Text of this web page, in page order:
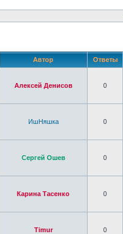
Автор Ответы
Алексей Денисов 0
ИшНяшка 0
Сергей Ошев 0
Карина Тасенко 0
Timur 0